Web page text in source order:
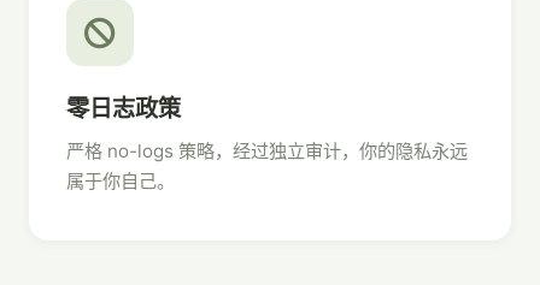
零日志政策
严格 no-logs 策略，经过独立审计，你的隐私永远
属于你自己。